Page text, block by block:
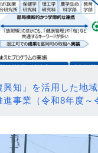
興知」を活用した地
進事業（令和8年度～